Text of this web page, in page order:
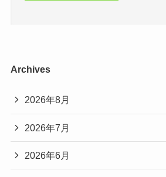
Archives
2026年8月
2026年7月
2026年6月